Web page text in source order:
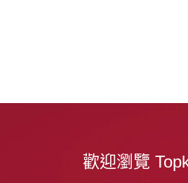
歡迎瀏覽